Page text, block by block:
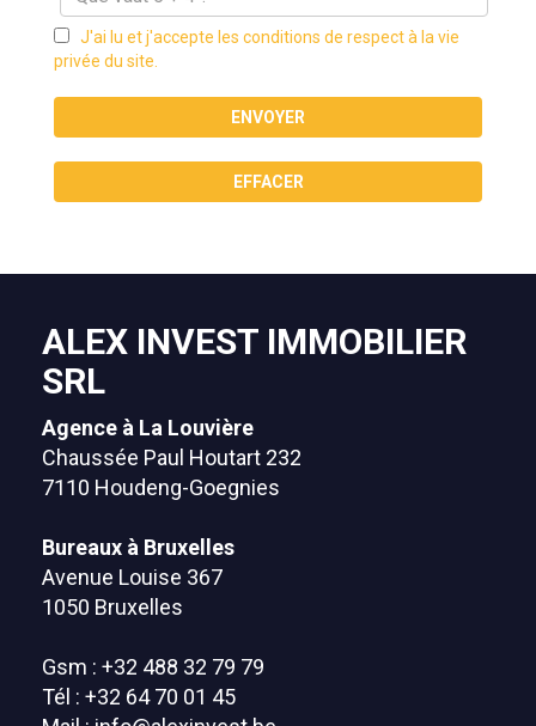
J'ai lu et j'accepte les conditions de respect à la vie
privée du site.
ENVOYER
EFFACER
ALEX INVEST IMMOBILIER
SRL
Agence à La Louvière
Chaussée Paul Houtart 232
7110 Houdeng-Goegnies
Bureaux à Bruxelles
Avenue Louise 367
1050 Bruxelles
Gsm : +32 488 32 79 79
Tél : +32 64 70 01 45